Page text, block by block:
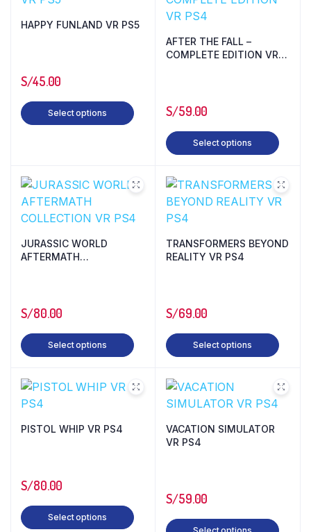
HAPPY FUNLAND VR PS5
S/45.00
Select options
AFTER THE FALL –
COMPLETE EDITION VR
S/59.00
Select options
JURASSIC WORLD
AFTERMATH
S/80.00
Select options
TRANSFORMERS BEYOND
REALITY VR PS4
S/69.00
Select options
PISTOL WHIP VR PS4
S/80.00
Select options
VACATION SIMULATOR
VR PS4
S/59.00